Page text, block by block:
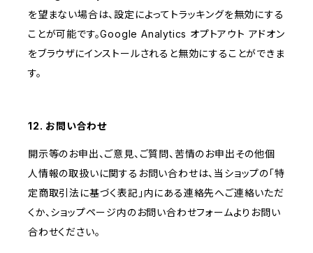
を望まない場合は、設定によってトラッキングを無効にする
ことが可能です。Google Analytics オプトアウト アドオン
をブラウザにインストールされると無効にすることができま
す。
12. お問い合わせ
開示等のお申出、ご意見、ご質問、苦情のお申出その他個
人情報の取扱いに関するお問い合わせは、当ショップの「特
定商取引法に基づく表記」内にある連絡先へご連絡いただ
くか、ショップページ内のお問い合わせフォームよりお問い
合わせください。